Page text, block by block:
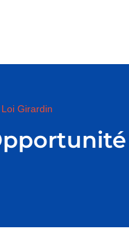
Loi Girardin